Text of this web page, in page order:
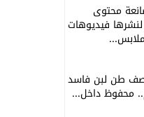
محتوى
لنشرها فيديوهات
طن لبن فاسد
محفوظ داخل...